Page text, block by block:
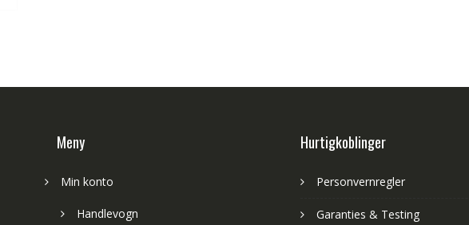
Meny
Min konto
Handlevogn
Hurtigkoblinger
Personvernregler
Garanties & Testing